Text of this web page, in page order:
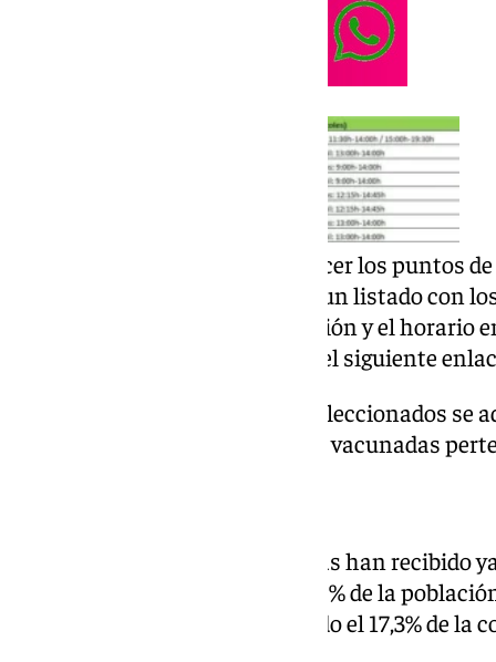
Si tiene alguna duda, para conocer los puntos
Andaluz de Salud ha elaborado un listado con
municipio, el punto de vacunación y el horario
Este listado está disponible en el siguiente
En los puntos de vacunación seleccionados
y/o Covid a las personas aún no vacunadas
Actualmente, 1.112.400 personas han recibido
Andalucía, lo que supone el 30,8% de la
Frente a la Covid se ha alcanzado el 17,3% de